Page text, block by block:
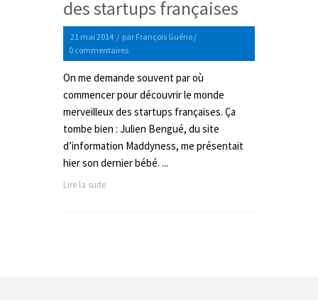
des startups françaises
21 mai 2014 / par François Guéno /
0 commentaires
On me demande souvent par où
commencer pour découvrir le monde
merveilleux des startups françaises. Ça
tombe bien : Julien Bengué, du site
d’information Maddyness, me présentait
hier son dernier bébé. ...
Lire la suite